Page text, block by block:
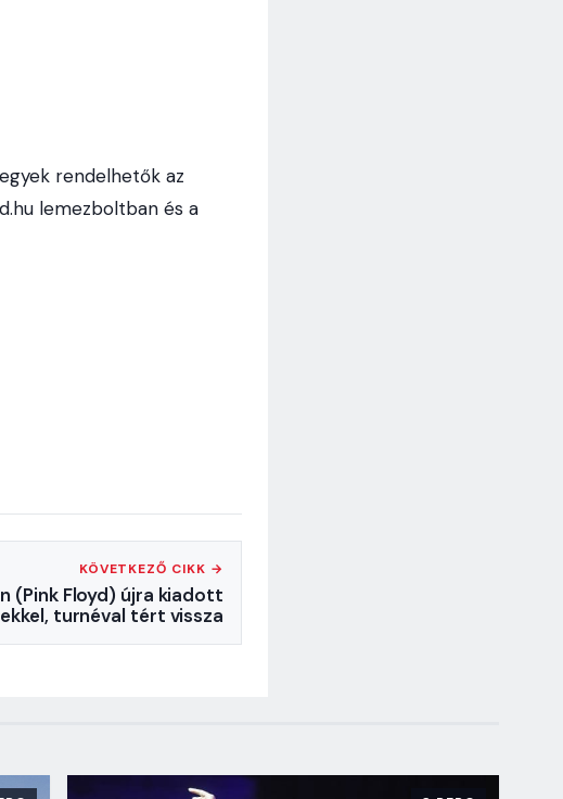
rendelhetők az
lemezboltban és a
KÖVETKEZŐ CIKK →
(Pink Floyd) újra kiadott
turnéval tért vissza